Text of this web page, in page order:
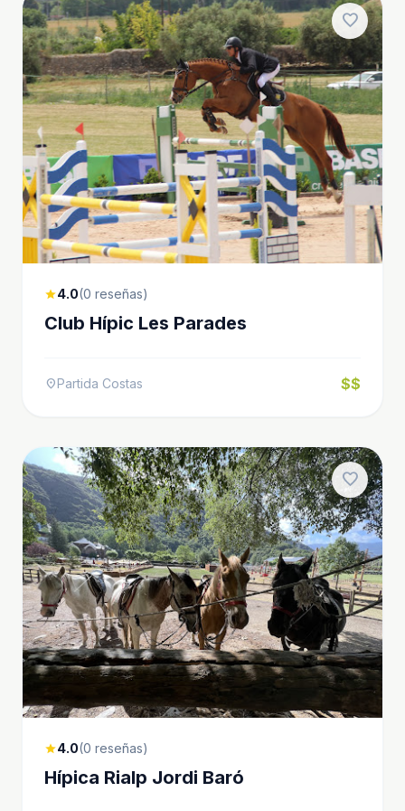
favorite
star4.0(0 reseñas)
Club Hípic Les Parades
location_onPartida Costas $$
favorite
star4.0(0 reseñas)
Hípica Rialp Jordi Baró